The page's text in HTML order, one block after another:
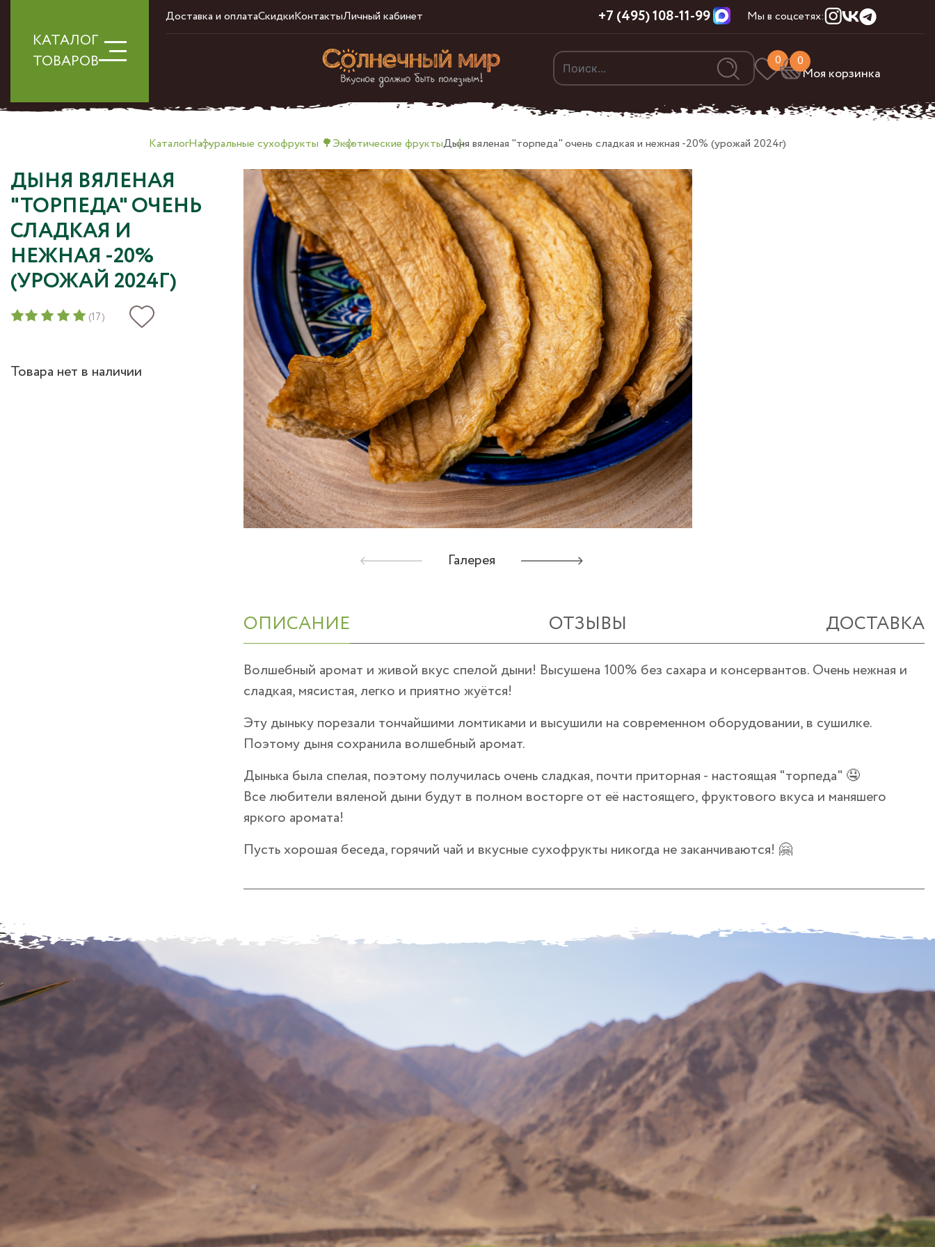
КАТАЛОГ
ТОВАРОВ
Доставка и оплатаСкидкиКонтактыЛичный кабинет +7 (495) 108-11-99 Мы в соцсетях:
0 0
Моя корзинка
КаталогНатуральные сухофрукты 🌳Экзотические фруктыДыня вяленая "торпеда" очень сладкая и нежная -20% (урожай 2024г)
ДЫНЯ ВЯЛЕНАЯ
"ТОРПЕДА" ОЧЕНЬ
СЛАДКАЯ И
НЕЖНАЯ -20%
(УРОЖАЙ 2024Г)
(17)
Товара нет в наличии
Галерея
ОПИСАНИЕ ОТЗЫВЫ ДОСТАВКА
Волшебный аромат и живой вкус спелой дыни! Высушена 100% без сахара и консервантов. Очень нежная и
сладкая, мясистая, легко и приятно жуётся!
Эту дыньку порезали тончайшими ломтиками и высушили на современном оборудовании, в сушилке.
Поэтому дыня сохранила волшебный аромат.
Дынька была спелая, поэтому получилась очень сладкая, почти приторная - настоящая "торпеда" 🤤
Все любители вяленой дыни будут в полном восторге от её настоящего, фруктового вкуса и маняшего
яркого аромата!
Пусть хорошая беседа, горячий чай и вкусные сухофрукты никогда не заканчиваются! 🤗